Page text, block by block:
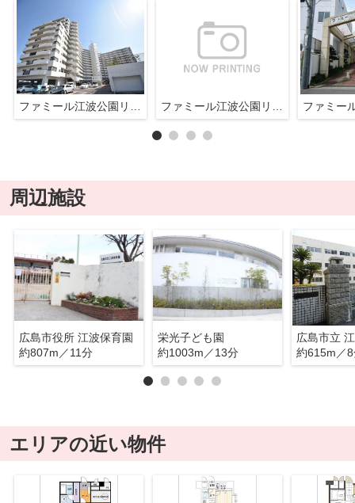
ファミール江波公園リバーサイド参番館 ファミール江波公園リバーサイド参番館
周辺施設
広島市役所 江波保育園
約807m／11分
栄光子ども園
約1003m／13分
広島市立
約615m／
エリアの近い物件